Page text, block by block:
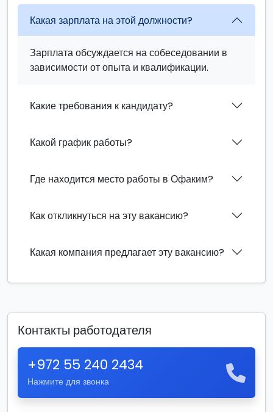
Какая зарплата на этой должности?
Зарплата обсуждается на собеседовании в
зависимости от опыта и квалификации.
Какие требования к кандидату?
Какой график работы?
Где находится место работы в Офаким?
Как откликнуться на эту вакансию?
Какая компания предлагает эту вакансию?
Контакты работодателя
+972 55 240 2434
Нажмите для звонка